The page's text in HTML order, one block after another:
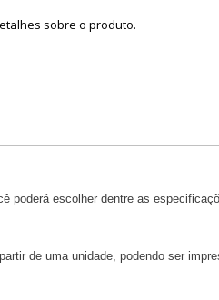
sobre o produto.
poderá escolher dentre as
de uma unidade, podendo ser